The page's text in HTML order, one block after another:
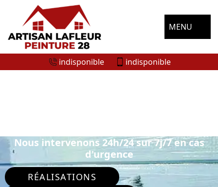
MENU
indisponible indisponible
Nous intervenons 24h/24 sur 7j/7 en cas
d'urgence
RÉALISATIONS